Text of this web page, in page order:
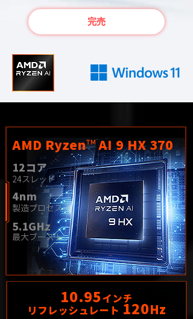
完売
AMD Ryzen™AI 9 HX 370
12コア
24スレッド
4nm
​製造プロセス
5.1GHz
最大ブースト
10.95インチ
リフレッシュレート 120Hz